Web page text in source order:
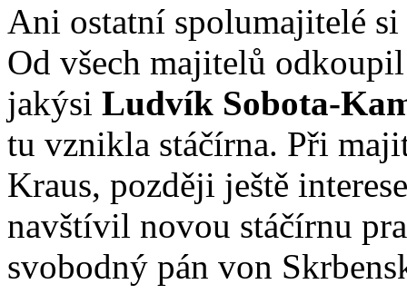
Ani ostatní spolumajitelé
Od všech majitelů
jakýsi Ludvík Sobota-
tu vznikla stáčírna. Při
Kraus, později ještě
navštívil novou stáčírnu
svobodný pán von